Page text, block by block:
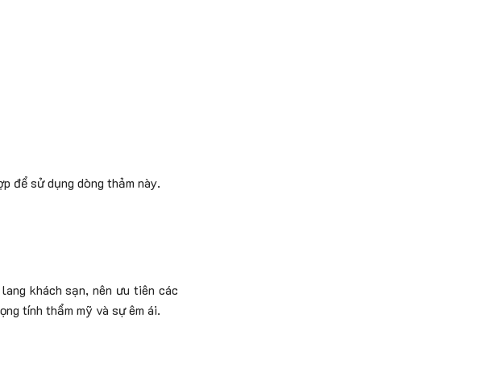
để sử dụng dòng thảm này.
khách sạn, nên ưu tiên các
tính thẩm mỹ và sự êm ái.